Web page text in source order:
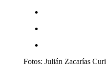
Fotos: Julián Zacarías Curi